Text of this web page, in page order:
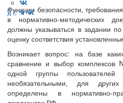
Функции безопасности,
в нормативно-методических
должны указываться в задании
оценку соответствия
Возникает вопрос: на базе
сравнение и выбор комплексов
одной группы
необязательными, для
определены в нормативно-